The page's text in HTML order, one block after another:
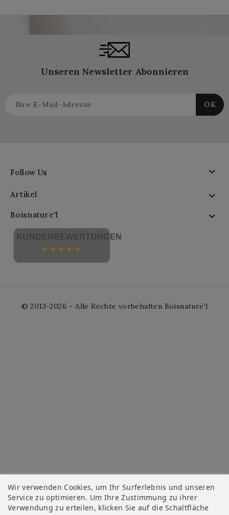
Unseren Newsletter Abonnieren
Follow Us 
Artikel 
Boisnature'l 
Wir verwenden Cookies, um Ihr Surferlebnis und unseren
Service zu optimieren. Um Ihre Zustimmung zu ihrer
Verwendung zu erteilen, klicken Sie auf die Schaltfläche
KUNDENBEWERTUNGEN
© 2013-2026 – Alle Rechte vorbehalten Boisnature'l